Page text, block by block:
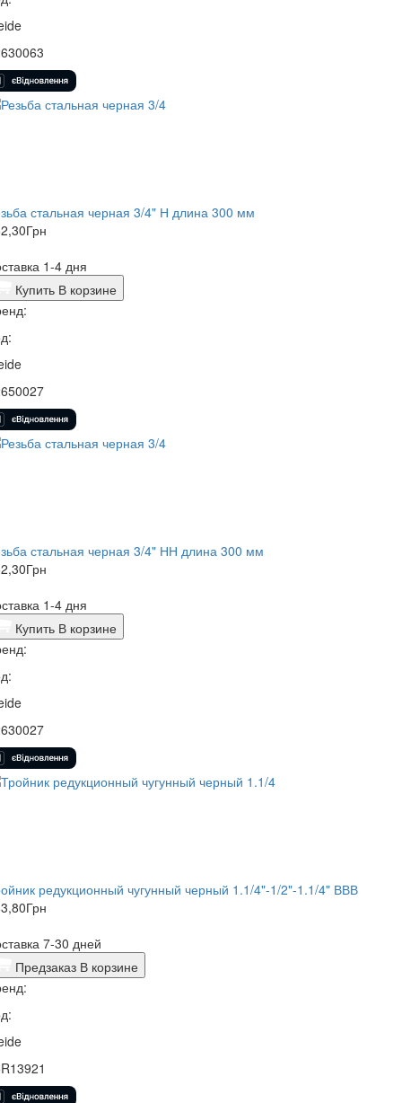
стальная черная 3/4" Н длина 300 мм
Грн
1-4 дня
Купить В корзине
стальная черная 3/4" НН длина 300 мм
Грн
1-4 дня
Купить В корзине
редукционный чугунный черный 1.1/4"-1/2"-1.1/4" ВВВ
Грн
7-30 дней
Предзаказ В корзине